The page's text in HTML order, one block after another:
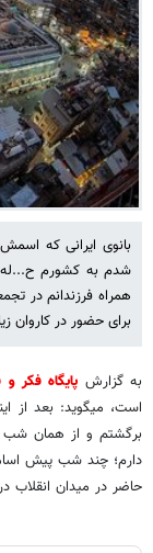
بانوی ایرانی که
شدم به کشورم ح...له
همراه فرزندانم در
برای حضور در کاروان
به گزارش پایگاه فکر
است، میگوید: بعد از
برگشتم و از همان شب
دارم؛ چند شب پیش
حاضر در میدان انقلاب